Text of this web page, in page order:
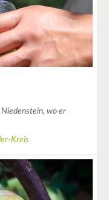
wo er
Kreis